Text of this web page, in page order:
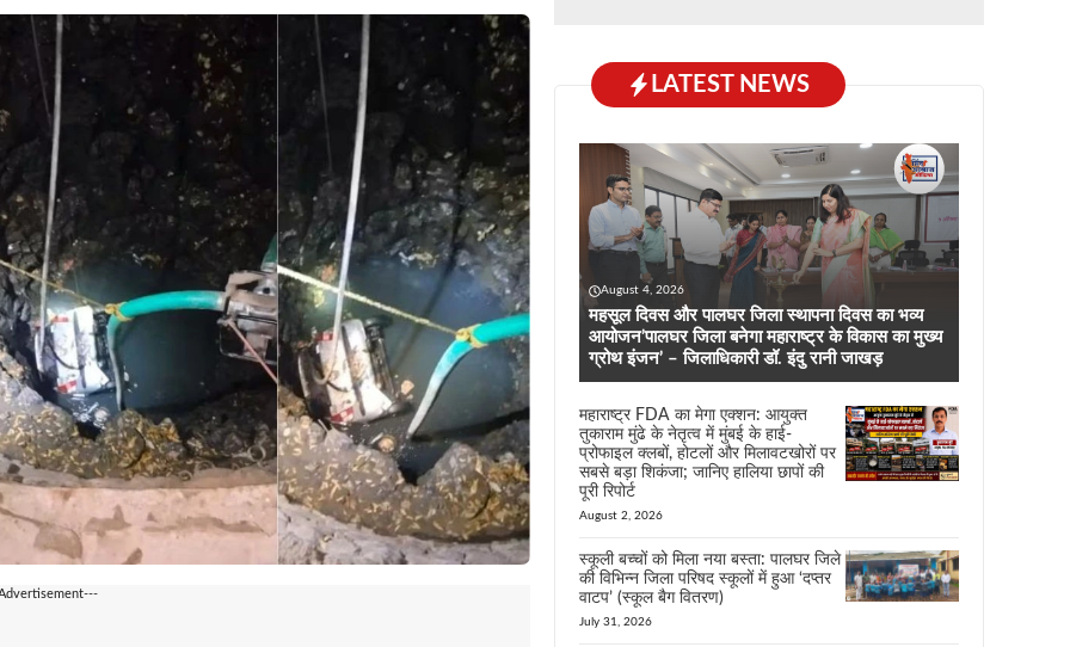
LATEST NEWS
August 4, 2026
महसूल दिवस और पालघर जिला स्थापना दिवस का भव्य
आयोजन’पालघर जिला बनेगा महाराष्ट्र के विकास का मुख्य
ग्रोथ इंजन’ – जिलाधिकारी डॉ. इंदु रानी जाखड़
महाराष्ट्र FDA का मेगा एक्शन: आयुक्त
तुकाराम मुंढे के नेतृत्व में मुंबई के हाई-
प्रोफाइल क्लबों, होटलों और मिलावटखोरों पर
सबसे बड़ा शिकंजा; जानिए हालिया छापों की
पूरी रिपोर्ट
August 2, 2026
स्कूली बच्चों को मिला नया बस्ता: पालघर जिले
की विभिन्न जिला परिषद स्कूलों में हुआ ‘दप्तर
वाटप’ (स्कूल बैग वितरण)
July 31, 2026